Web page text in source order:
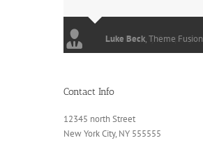
Luke Beck,Theme Fusion
Contact Info
12345 north Street
New York City, NY 555555